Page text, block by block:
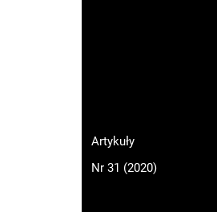
Artykuły
Nr 31 (2020)